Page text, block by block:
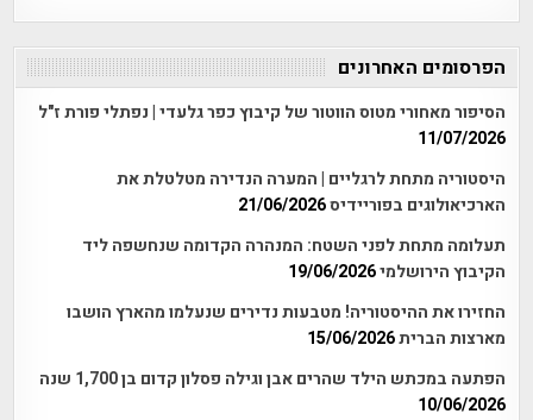
הפרסומים האחרונים
הסיפור מאחורי מטוס הווטור של קיבוץ כפר גלעדי | נפתלי פורת ז"ל
11/07/2026
היסטוריה מתחת לרגליים | המערה הנדירה מטלטלת את
הארכיאולוגים בפוריידיס21/06/2026
תעלומה מתחת לפני השטח: המנהרה הקדומה שנחשפה ליד
הקיבוץ הירושלמי19/06/2026
החזירו את ההיסטוריה! מטבעות נדירים שנעלמו מהארץ הושבו
מארצות הברית15/06/2026
הפתעה במכתש הילד שהרים אבן וגילה פסלון קדום בן 1,700 שנה
10/06/2026